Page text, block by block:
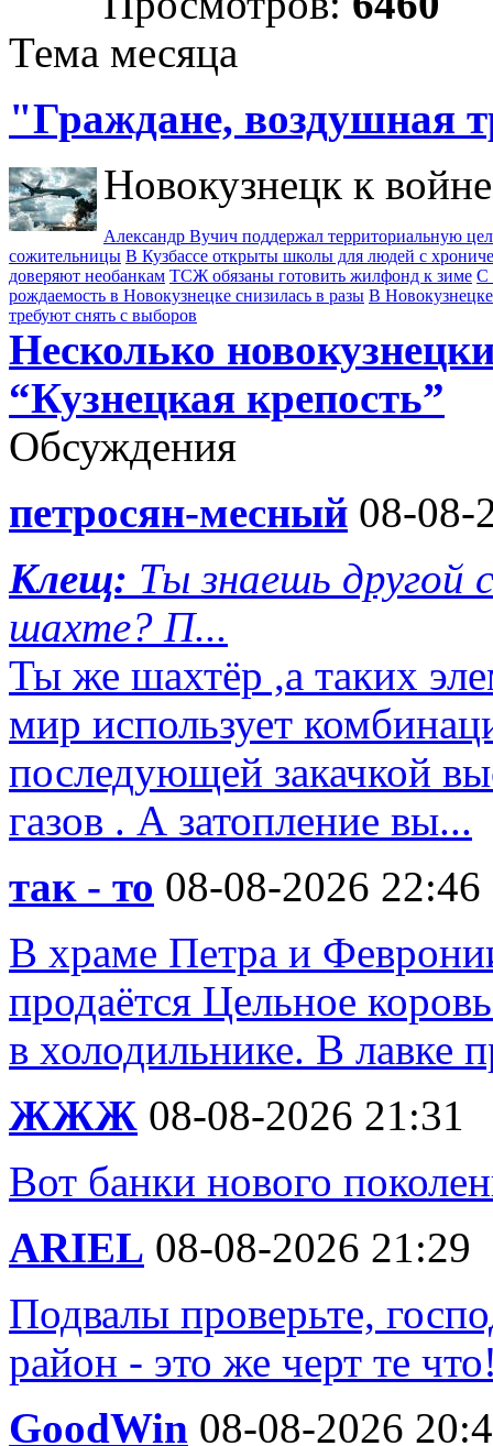
Тема месяца
"Граждане, воздушная
Новокузнецк к
Александр Вучич поддержал территориальную
сожительницы В Кузбассе открыты школы для людей с
доверяют необанкам ТСЖ обязаны готовить жилфонд к зиме С
рождаемость в Новокузнецке снизилась в разы В
требуют снять с выборов
Несколько
“Кузнецкая крепость”
Обсуждения
петросян-месный 08-08-
Клещ: Ты знаешь
шахте? П...
Ты же шахтёр ,а таких
мир использует
последующей закачкой
газов . А затопление вы...
так - то 08-08-2026 22:46
В храме Петра и
продаётся Цельное
в холодильнике. В лавке
ЖЖЖ 08-08-2026 21:31
Вот банки нового
ARIEL 08-08-2026 21:29
Подвалы проверьте,
район - это же черт те
GoodWin 08-08-2026